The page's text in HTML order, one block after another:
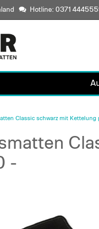
Hotline: 0371
Classic schwarz mit
-